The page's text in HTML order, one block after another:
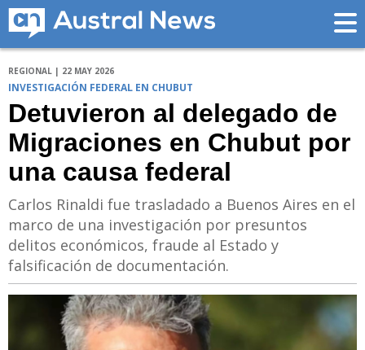
REGIONAL | 22 MAY 2026
INVESTIGACIÓN FEDERAL EN CHUBUT
Detuvieron al delegado de
Migraciones en Chubut por
una causa federal
Carlos Rinaldi fue trasladado a Buenos Aires en el
marco de una investigación por presuntos
delitos económicos, fraude al Estado y
falsificación de documentación.